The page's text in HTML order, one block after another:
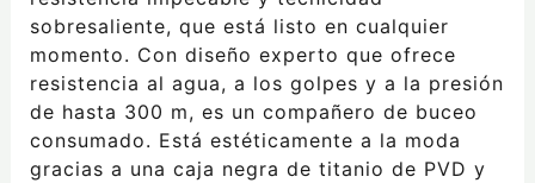
sobresaliente, que está listo en cualquier
momento. Con diseño experto que ofrece
resistencia al agua, a los golpes y a la presión
de hasta 300 m, es un compañero de buceo
consumado. Está estéticamente a la moda
gracias a una caja negra de titanio de PVD y